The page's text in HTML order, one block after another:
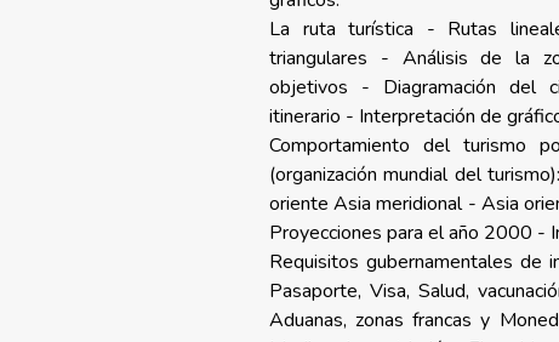
La ruta turística - Rutas
triangulares - Análisis de la
objetivos - Diagramación del
itinerario - Interpretación de
Comportamiento del turismo
(organización mundial del
oriente Asia meridional - Asia
Proyecciones para el año 2000 -
Requisitos gubernamentales de
Pasaporte, Visa, Salud,
Aduanas, zonas francas y